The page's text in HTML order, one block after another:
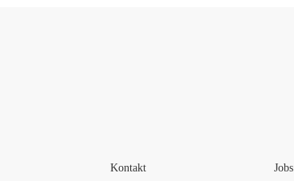
Kontakt Jobs